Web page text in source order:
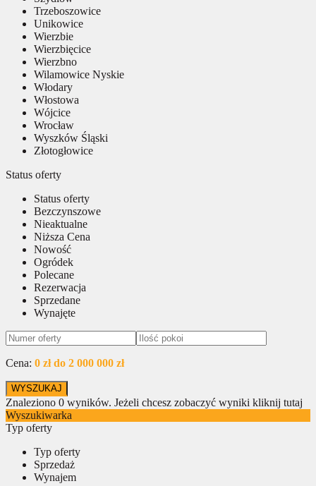
Trzeboszowice
Unikowice
Wierzbie
Wierzbięcice
Wierzbno
Wilamowice Nyskie
Włodary
Włostowa
Wójcice
Wrocław
Wyszków Śląski
Złotogłowice
Status oferty
Status oferty
Bezczynszowe
Nieaktualne
Niższa Cena
Nowość
Ogródek
Polecane
Rezerwacja
Sprzedane
Wynajęte
Cena: 0 zł do 2 000 000 zł
Znaleziono 0 wyników. Jeżeli chcesz zobaczyć wyniki kliknij tutaj
Wyszukiwarka
Typ oferty
Typ oferty
Sprzedaż
Wynajem